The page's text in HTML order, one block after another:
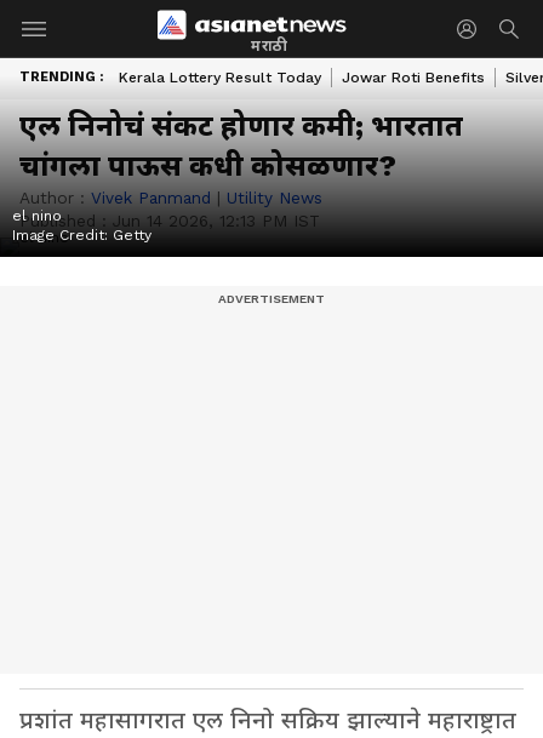
मराठी
TRENDING : Kerala Lottery Result Today Jowar Roti Benefits
एल निनोचं संकट होणार कमी; भारतात
चांगला पाऊस कधी कोसळणार?
Author : Vivek Panmand | Utility News
Published : Jun 14 2026, 12:13 PM IST
el nino
Image Credit: Getty
प्रशांत महासागरात एल निनो सक्रिय झाल्याने महाराष्ट्रात